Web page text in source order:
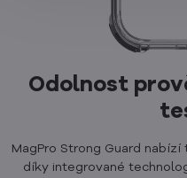
Odolnost
MagPro Strong Guard nabízí
díky integrované